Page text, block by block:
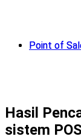
Point of
Hasil
sistem POS